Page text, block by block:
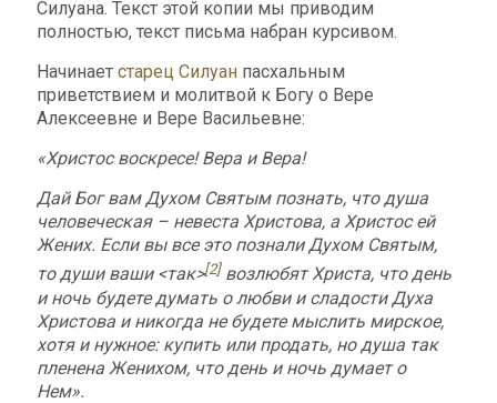
Силуана. Текст этой копии мы приводим
полностью, текст письма набран курсивом.
Начинает старец Силуан пасхальным
приветствием и молитвой к Богу о Вере
Алексеевне и Вере Васильевне:
«Христос воскресе! Вера и Вера!
Дай Бог вам Духом Святым познать, что душа
человеческая – невеста Христова, а Христос ей
Жених. Если вы все это познали Духом Святым,
то души ваши <так>[2]возлюбят Христа, что день
и ночь будете думать о любви и сладости Духа
Христова и никогда не будете мыслить мирское,
хотя и нужное: купить или продать, но душа так
пленена Женихом, что день и ночь думает о
Нем».